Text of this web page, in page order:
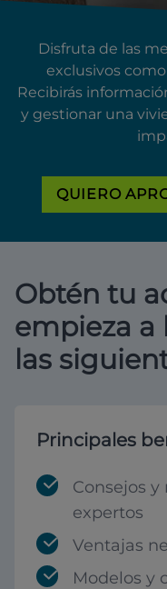
Disfruta de las
exclusivos
Recibirás
y gestionar una
QUIERO
Obtén tu
empieza a
las
Principales
Consejos
expertos
Ventajas
Modelos y